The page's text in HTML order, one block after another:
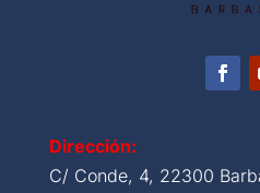
Dirección:
C/ Conde, 4, 22300